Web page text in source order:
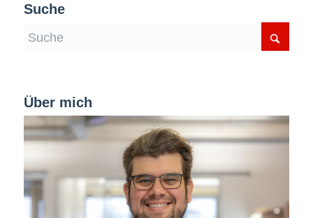
Suche
Über mich